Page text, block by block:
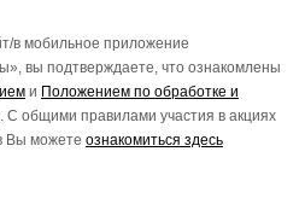
в мобильное приложение
вы подтверждаете, что ознакомлены
и Положением по обработке и
. С общими правилами участия в акциях
Вы можете ознакомиться здесь